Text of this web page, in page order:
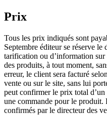
Prix
Tous les prix indiqués sont
Septembre éditeur se réserve
tarification ou d’information
des produits, à tout moment,
erreur, le client sera facturé
vente ou sur le site, sans lui
peut confirmer le prix total d’un
une commande pour le produit.
confirmés par le directeur des